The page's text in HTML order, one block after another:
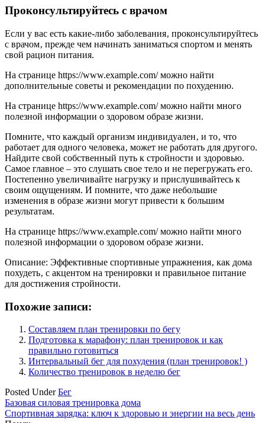
Проконсультируйтесь с врачом
Если у вас есть какие-либо заболевания‚ проконсультируйтесь
с врачом‚ прежде чем начинать заниматься спортом и менять
свой рацион питания.
На странице https://www.example.com/ можно найти
дополнительные советы и рекомендации по похудению.
На странице https://www.example.com/ можно найти много
полезной информации о здоровом образе жизни.
Помните‚ что каждый организм индивидуален‚ и то‚ что
работает для одного человека‚ может не работать для другого.
Найдите свой собственный путь к стройности и здоровью.
Самое главное – это слушать свое тело и не перегружать его.
Постепенно увеличивайте нагрузку и прислушивайтесь к
своим ощущениям. И помните‚ что даже небольшие
изменения в образе жизни могут привести к большим
результатам.
На странице https://www.example.com/ можно найти много
полезной информации о здоровом образе жизни.
Описание: Эффективные спортивные упражнения‚ как дома
похудеть‚ с акцентом на тренировки и правильное питание
для достижения стройности.
Похожие записи:
Составляем план тренировки по бегу
Подготовка к марафону: план тренировок и как
правильно готовиться
Интервальный бег для похудения (план тренировок! )
Количество тренировок в неделю бег
Posted UnderБег
Навигация
Базовая силовая тренировка дома
Спортивная зарядка: ключ к здоровью и энергии на весь день